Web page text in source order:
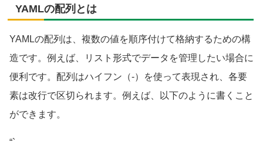
YAMLの配列とは
YAMLの配列は、複数の値を順序付けて格納するための構
造です。例えば、リスト形式でデータを管理したい場合に
便利です。配列はハイフン（-）を使って表現され、各要
素は改行で区切られます。例えば、以下のように書くこと
ができます。
“`